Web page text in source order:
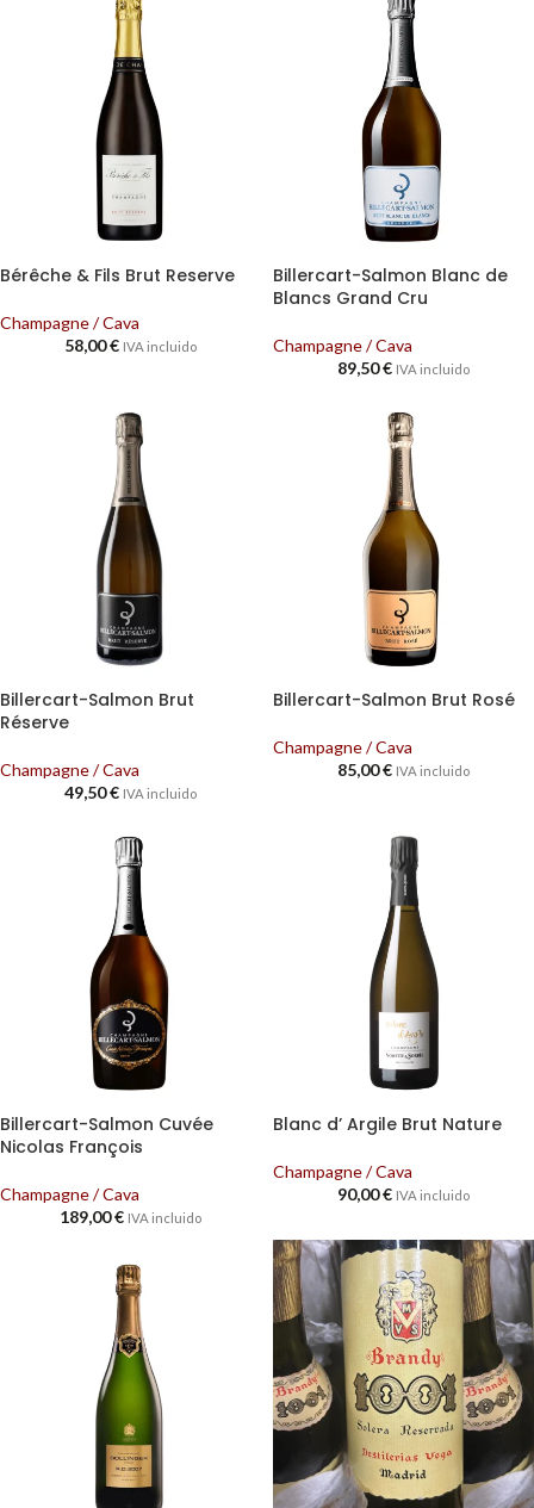
Bérêche & Fils Brut Reserve
Champagne / Cava
58,00€ IVA incluido
Billercart-Salmon Blanc de
Blancs Grand Cru
Champagne / Cava
89,50€ IVA incluido
Billercart-Salmon Brut
Réserve
Champagne / Cava
49,50€ IVA incluido
Billercart-Salmon Brut Rosé
Champagne / Cava
85,00€ IVA incluido
Billercart-Salmon Cuvée
Nicolas François
Champagne / Cava
189,00€ IVA incluido
Blanc d’ Argile Brut Nature
Champagne / Cava
90,00€ IVA incluido